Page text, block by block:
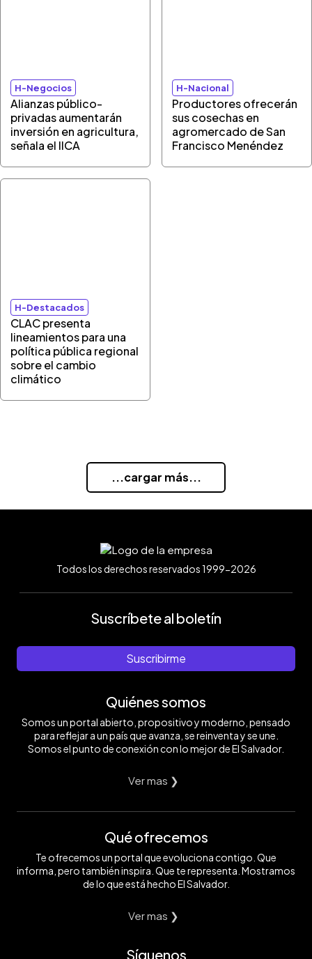
H-Negocios
Alianzas público-
privadas aumentarán
inversión en agricultura,
señala el IICA
H-Nacional
Productores ofrecerán
sus cosechas en
agromercado de San
Francisco Menéndez
H-Destacados
CLAC presenta
lineamientos para una
política pública regional
sobre el cambio
climático
...cargar más...
Todos los derechos reservados 1999-2026
Suscríbete al boletín
Suscribirme
Quiénes somos
Somos un portal abierto, propositivo y moderno, pensado
para reflejar a un país que avanza, se reinventa y se une.
Somos el punto de conexión con lo mejor de El Salvador.
Ver mas ❯
Qué ofrecemos
Te ofrecemos un portal que evoluciona contigo. Que
informa, pero también inspira. Que te representa. Mostramos
de lo que está hecho El Salvador.
Ver mas ❯
Síguenos